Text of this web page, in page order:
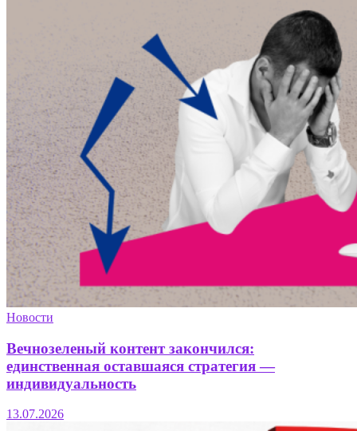
Новости
Вечнозеленый контент закончился:
единственная оставшаяся стратегия —
индивидуальность
13.07.2026